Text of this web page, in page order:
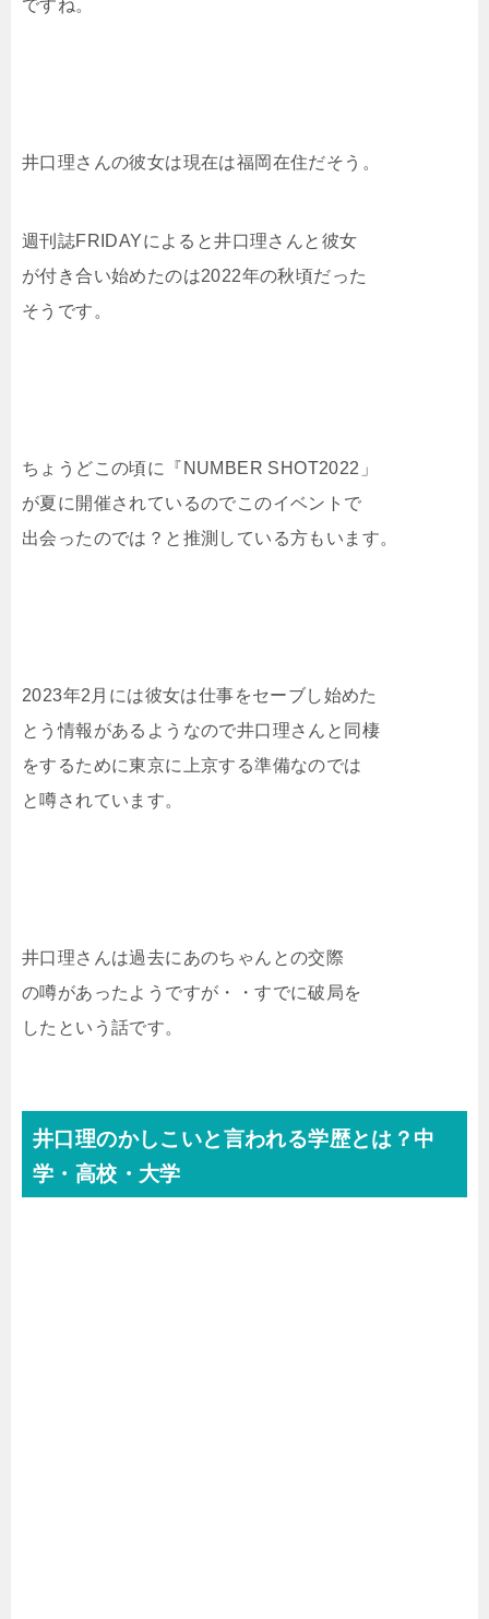
ですね。
井口理さんの彼女は現在は福岡在住だそう。
週刊誌FRIDAYによると井口理さんと彼女
が付き合い始めたのは2022年の秋頃だった
そうです。
ちょうどこの頃に『NUMBER SHOT2022」
が夏に開催されているのでこのイベントで
出会ったのでは？と推測している方もいます。
2023年2月には彼女は仕事をセーブし始めた
とう情報があるようなので井口理さんと同棲
をするために東京に上京する準備なのでは
と噂されています。
井口理さんは過去にあのちゃんとの交際
の噂があったようですが・・すでに破局を
したという話です。
井口理のかしこいと言われる学歴とは？中
学・高校・大学